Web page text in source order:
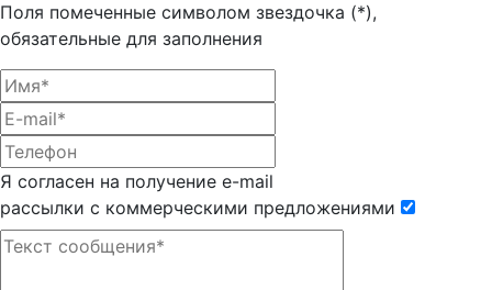
Поля помеченные символом звездочка (*),
обязательные для заполнения
Я согласен на получение e-mail
рассылки с коммерческими предложениями